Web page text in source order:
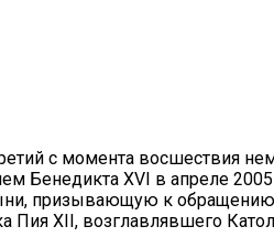
с момента восшествия
Бенедикта XVI в апреле
призывающую к обращению
Пия XII, возглавлявшего